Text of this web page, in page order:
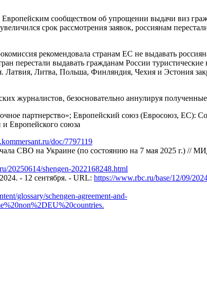
сообществом об упрощении выдачи виз
срок рассмотрения заявок, россиянам
рекомендовала странам ЕС не выдавать
перестали выдавать гражданам России
Литва, Польша, Финляндия, Чехия и Эстония
журналистов, безосновательно аннулируя
партнерство»; Европейский союз (Евросоюз, ЕС):
Европейского союза
doc/7797119
СВО на Украине (по состоянию на 7 мая 2025 г.) //
20250614/shengen-2022168248.html
- 12 сентября. - URL: https://www.rbc.ru/base/12/09/
glossary/schengen-agreement-and-